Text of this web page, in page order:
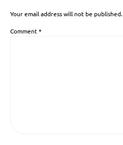
Your email address will not be published.
Comment*